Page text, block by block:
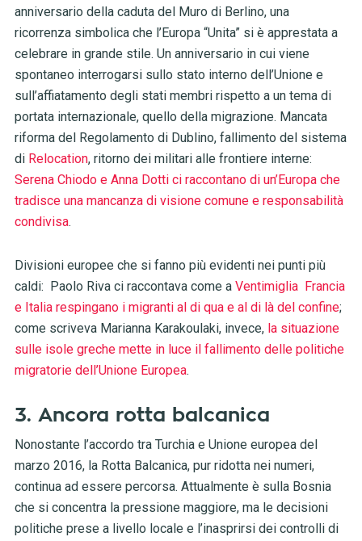
anniversario della caduta del Muro di Berlino, una
ricorrenza simbolica che l’Europa “Unita” si è apprestata a
celebrare in grande stile. Un anniversario in cui viene
spontaneo interrogarsi sullo stato interno dell’Unione e
sull’affiatamento degli stati membri rispetto a un tema di
portata internazionale, quello della migrazione. Mancata
riforma del Regolamento di Dublino, fallimento del sistema
di Relocation, ritorno dei militari alle frontiere interne:
Serena Chiodo e Anna Dotti ci raccontano di un’Europa che
tradisce una mancanza di visione comune e responsabilità
condivisa.
Divisioni europee che si fanno più evidenti nei punti più
caldi: Paolo Riva ci raccontava come a Ventimiglia Francia
e Italia respingano i migranti al di qua e al di là del confine;
come scriveva Marianna Karakoulaki, invece, la situazione
sulle isole greche mette in luce il fallimento delle politiche
migratorie dell’Unione Europea.
3. Ancora rotta balcanica
Nonostante l’accordo tra Turchia e Unione europea del
marzo 2016, la Rotta Balcanica, pur ridotta nei numeri,
continua ad essere percorsa. Attualmente è sulla Bosnia
che si concentra la pressione maggiore, ma le decisioni
politiche prese a livello locale e l’inasprirsi dei controlli di